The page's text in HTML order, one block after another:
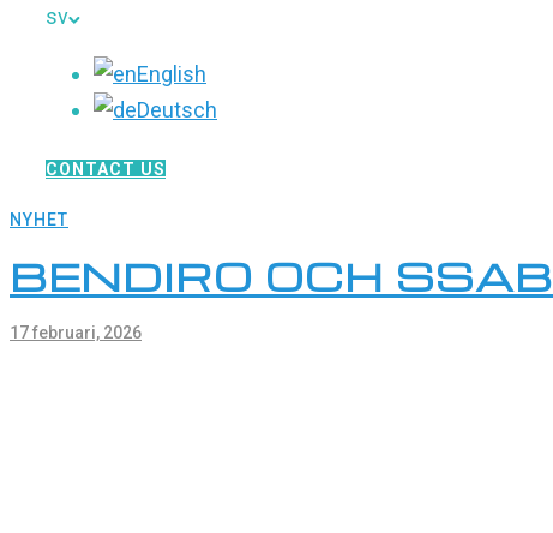
sv
English
Deutsch
CONTACT US
NYHET
BENDIRO OCH
17 februari, 2026